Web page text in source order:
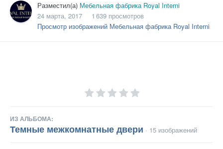
Разместил(а) Мебельная фабрика Royal Interni
24 марта, 2017
1 639 просмотров
Просмотр изображений Мебельная фабрика Royal Interni
ИЗ АЛЬБОМА:
Темные межкомнатные двери · 15 изображений